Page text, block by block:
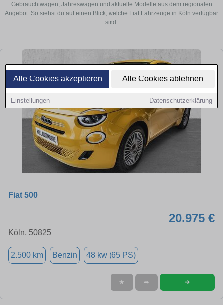
Alle Cookies akzeptieren Alle Cookies ablehnen
Einstellungen Datenschutzerklärung
Gebrauchtwagen, Jahreswagen und aktuelle Modelle aus dem regionalen
Angebot. So siehst du auf einen Blick, welche Fiat Fahrzeuge in Köln verfügbar
sind.
Fiat 500
20.975 €
Köln, 50825
2.500 km Benzin 48 kw (65 PS)
★ ➦ ➜